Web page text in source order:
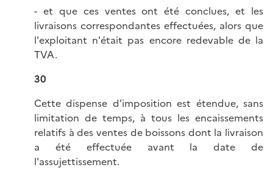
- et que ces ventes ont été conclues, et les
livraisons correspondantes effectuées, alors que
l'exploitant n'était pas encore redevable de la
TVA.
30
Cette dispense d'imposition est étendue, sans
limitation de temps, à tous les encaissements
relatifs à des ventes de boissons dont la livraison
a été effectuée avant la date de
l'assujettissement.